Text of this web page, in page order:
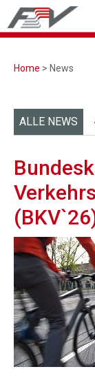
Home > News
ALLE NEWS